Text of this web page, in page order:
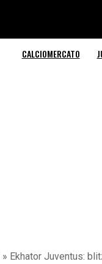
CALCIOMERCATO
» Ekhator Juventus: